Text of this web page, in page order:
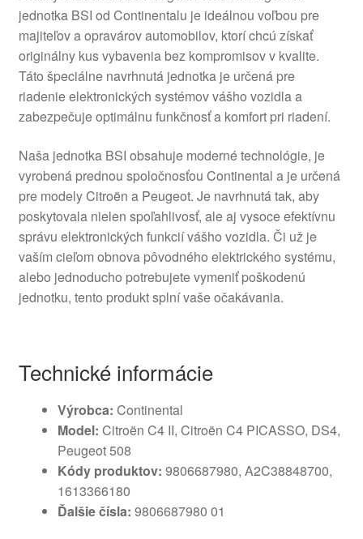
jednotka BSI od Continentalu je ideálnou voľbou pre
majiteľov a opravárov automobilov, ktorí chcú získať
originálny kus vybavenia bez kompromisov v kvalite.
Táto špeciálne navrhnutá jednotka je určená pre
riadenie elektronických systémov vášho vozidla a
zabezpečuje optimálnu funkčnosť a komfort pri riadení.
Naša jednotka BSI obsahuje moderné technológie, je
vyrobená prednou spoločnosťou Continental a je určená
pre modely Citroën a Peugeot. Je navrhnutá tak, aby
poskytovala nielen spoľahlivosť, ale aj vysoce efektívnu
správu elektronických funkcií vášho vozidla. Či už je
vaším cieľom obnova pôvodného elektrického systému,
alebo jednoducho potrebujete vymeniť poškodenú
jednotku, tento produkt splní vaše očakávania.
Technické informácie
Výrobca: Continental
Model: Citroën C4 II, Citroën C4 PICASSO, DS4,
Peugeot 508
Kódy produktov: 9806687980, A2C38848700,
1613366180
Ďalšie čísla: 9806687980 01